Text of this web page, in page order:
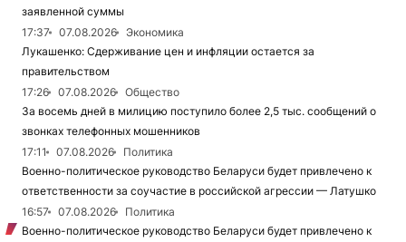
заявленной суммы
17:37
07.08.2026
Экономика
Лукашенко: Сдерживание цен и инфляции остается за
правительством
17:26
07.08.2026
Общество
За восемь дней в милицию поступило более 2,5 тыс. сообщений о
звонках телефонных мошенников
17:11
07.08.2026
Политика
Военно-политическое руководство Беларуси будет привлечено к
ответственности за соучастие в российской агрессии — Латушко
16:57
07.08.2026
Политика
Военно-политическое руководство Беларуси будет привлечено к